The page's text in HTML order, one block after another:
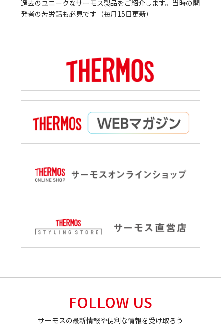
過去のユニークなサーモス製品をご紹介します。当時の開
発者の苦労話も必見です（毎月15日更新）
FOLLOW US
サーモスの最新情報や便利な情報を受け取ろう